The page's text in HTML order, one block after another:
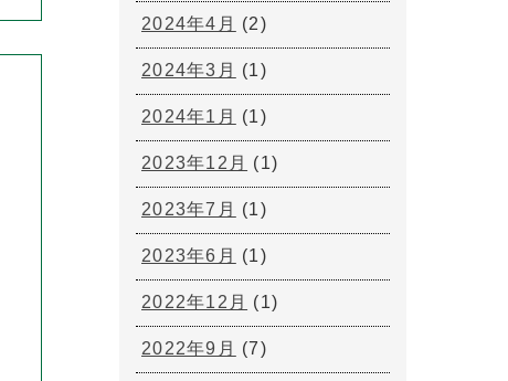
2024年4月 (2)
2024年3月 (1)
2024年1月 (1)
2023年12月 (1)
2023年7月 (1)
2023年6月 (1)
2022年12月 (1)
2022年9月 (7)